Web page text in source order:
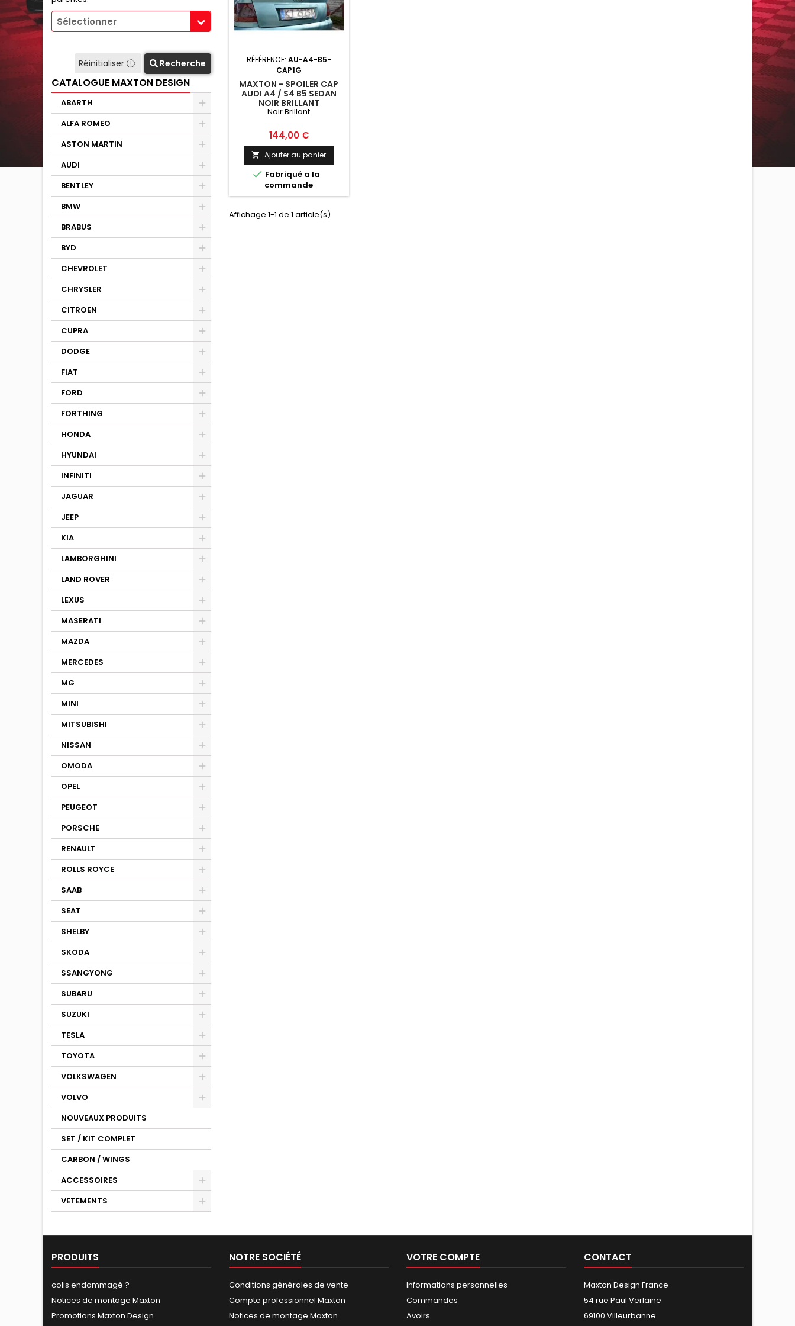
Sélectionner
Réinitialiser Recherche
CATALOGUE MAXTON DESIGN
ABARTH
ALFA ROMEO
ASTON MARTIN
AUDI
BENTLEY
BMW
BRABUS
BYD
CHEVROLET
CHRYSLER
CITROEN
CUPRA
DODGE
FIAT
FORD
FORTHING
HONDA
HYUNDAI
INFINITI
JAGUAR
JEEP
KIA
LAMBORGHINI
LAND ROVER
LEXUS
MASERATI
MAZDA
MERCEDES
MG
MINI
MITSUBISHI
NISSAN
OMODA
OPEL
PEUGEOT
PORSCHE
RENAULT
ROLLS ROYCE
SAAB
SEAT
SHELBY
SKODA
SSANGYONG
SUBARU
SUZUKI
TESLA
TOYOTA
VOLKSWAGEN
VOLVO
NOUVEAUX PRODUITS
SET / KIT COMPLET
CARBON / WINGS
ACCESSOIRES
VETEMENTS
RÉFÉRENCE: AU-A4-B5-
CAP1G
MAXTON - SPOILER CAP
AUDI A4 / S4 B5 SEDAN
NOIR BRILLANT
Noir Brillant
Prix
144,00 €
 Ajouter au panier
 Fabriqué a la
commande
Affichage 1-1 de 1 article(s)
PRODUITS
colis endommagé ?
Notices de montage Maxton
Promotions Maxton Design
NOTRE SOCIÉTÉ
Conditions générales de vente
Compte professionnel Maxton
Notices de montage Maxton
VOTRE COMPTE
Informations personnelles
Commandes
Avoirs
CONTACT
Maxton Design France
54 rue Paul Verlaine
69100 Villeurbanne